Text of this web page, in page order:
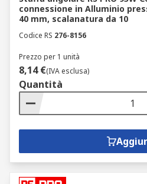
connessione in Alluminio
40 mm, scalanatura da 10
Codice RS 276-8156
Prezzo per 1 unità
8,14 €(IVA esclusa)
Quantità